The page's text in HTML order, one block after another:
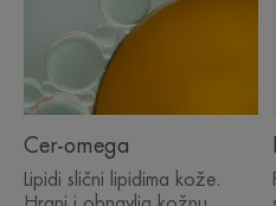
• OBNOVA LIPIDA :
kože sklone atopijskom
• UMIRUJE zahvaljujući
Cer-omega
Lipidi slični lipidima kože.